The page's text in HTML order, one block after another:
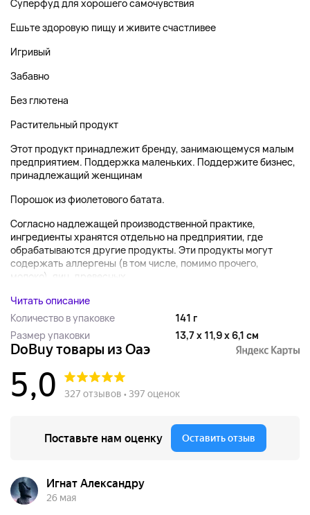
Суперфуд для хорошего самочувствия
Ешьте здоровую пищу и живите счастливее
Игривый
Забавно
Без глютена
Растительный продукт
Этот продукт принадлежит бренду, занимающемуся малым
предприятием. Поддержка маленьких. Поддержите бизнес,
принадлежащий женщинам
Порошок из фиолетового батата.
Согласно надлежащей производственной практике,
ингредиенты хранятся отдельно на предприятии, где
обрабатываются другие продукты. Эти продукты могут
содержать аллергены (в том числе, помимо прочего,
молоко), яиц, древесных...
Читать описание
Количество в упаковке
141 г
Размер упаковки
13,7 x 11,9 x 6,1 см